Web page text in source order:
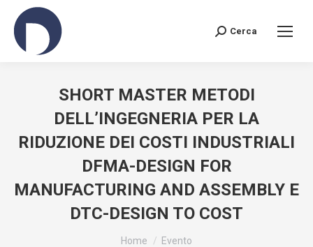
Search:
Cerca
SHORT MASTER METODI
DELL’INGEGNERIA PER LA
RIDUZIONE DEI COSTI INDUSTRIALI
DFMA-DESIGN FOR
MANUFACTURING AND ASSEMBLY E
DTC-DESIGN TO COST
Home
Evento